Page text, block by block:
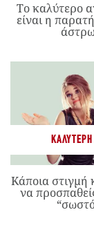
Το καλύτερο
είναι η
Κάποια στιγμή
να